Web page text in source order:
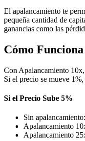
El apalancamiento te
pequeña cantidad de
ganancias como las
Cómo
Con Apalancamiento
Si el precio se mueve
Si el Precio Sube 5%
Sin
Apalancamiento
Apalancamiento